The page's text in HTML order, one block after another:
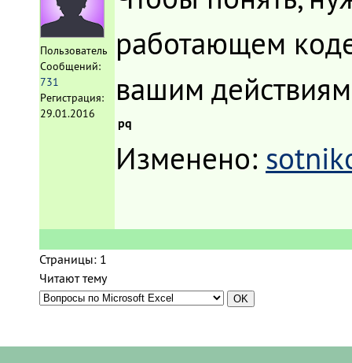
Пользователь
Сообщений:
731
Регистрация:
29.01.2016
работающем
вашим
pq
Изменено:
Страницы: 1
Читают тему